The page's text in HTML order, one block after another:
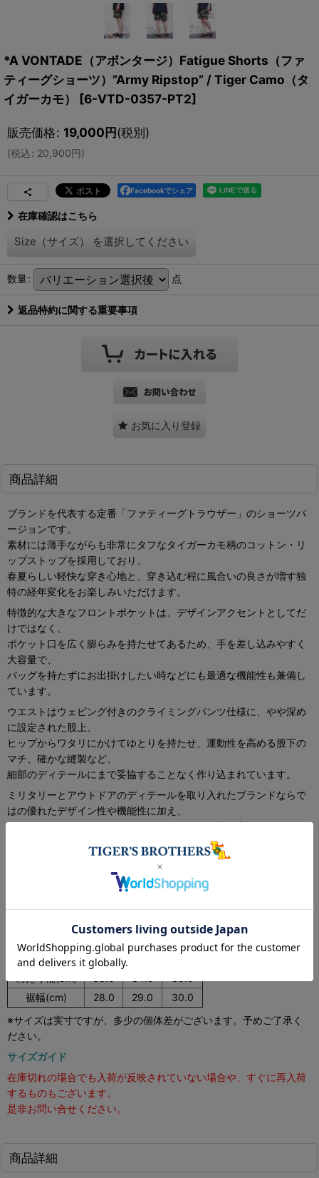
*A VONTADE（アボンタージ）Fatigue Shorts（ファ
ティーグショーツ）”Army Ripstop” / Tiger Camo（タ
イガーカモ）
[6-VTD-0357-PT2]
販売価格: 19,000円(税別)
(税込: 20,900円)
Facebookでシェア
在庫確認はこちら
Size（サイズ） を選択してください
数量: 点
返品特約に関する重要事項
お気に入り登録
商品詳細
ブランドを代表する定番「ファティーグトラウザー」のショーツバ
ージョンです。
素材には薄手ながらも非常にタフなタイガーカモ柄のコットン・リ
ップストップを採用しており、
春夏らしい軽快な穿き心地と、穿き込む程に風合いの良さが増す独
特の経年変化をお楽しみいただけます。
特徴的な大きなフロントポケットは、デザインアクセントとしてだ
けではなく、
ポケット口を広く膨らみを持たせてあるため、手を差し込みやすく
大容量で、
バッグを持たずにお出掛けしたい時などにも最適な機能性も兼備し
ています。
ウエストはウェビング付きのクライミングパンツ仕様に、やや深め
に設定された股上、
ヒップからワタリにかけてゆとりを持たせ、運動性を高める股下の
マチ、確かな縫製など、
細部のディテールにまで妥協することなく作り込まれています。
ミリタリーとアウトドアのディテールを取り入れたブランドならで
はの優れたデザイン性や機能性に加え、
スッキリと絶妙なバランスのシルエットで汎用性も高く、タウンユ
ースとしてはもちろんアウトドアシーンにも、
大人の方でもお穿きいただけるショーツに仕上げられています。
股下(cm)
21.0
裾幅(cm)
28.0 29.0
30.0
※サイズは実寸ですが、多少の個体差がございます。予めご了承く
ださい。
サイズガイド
在庫切れの場合でも入荷が反映されていない場合や、すぐに再入荷
するものもございます。
是非お問い合せください。
商品詳細